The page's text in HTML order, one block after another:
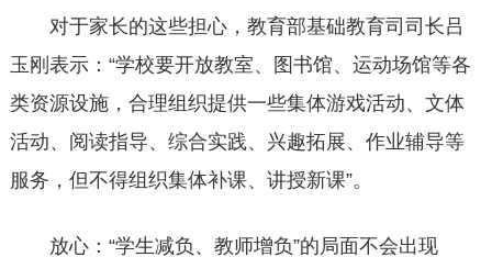
对于家长的这些担心，教育部基础教育司司长吕
玉刚表示：“学校要开放教室、图书馆、运动场馆等各
类资源设施，合理组织提供一些集体游戏活动、文体
活动、阅读指导、综合实践、兴趣拓展、作业辅导等
服务，但不得组织集体补课、讲授新课”。
放心：“学生减负、教师增负”的局面不会出现